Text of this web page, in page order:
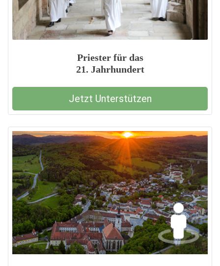
Priester für das
21. Jahrhundert
Jetzt Unterstützen